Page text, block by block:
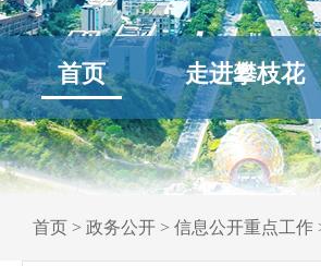
首页 走进攀枝花
首页 > 政务公开 > 信息公开重点工作